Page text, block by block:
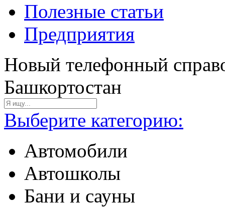
Полезные статьи
Предприятия
Новый телефонный
Башкортостан
Выберите категорию:
Автомобили
Автошколы
Бани и сауны